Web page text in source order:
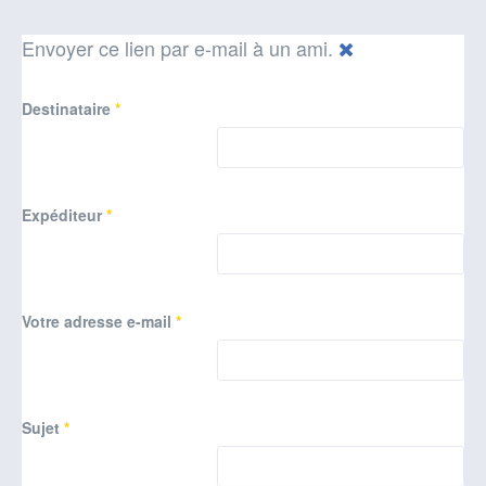
Envoyer ce lien par e-mail à un ami.
Destinataire *
Expéditeur *
Votre adresse e-mail *
Sujet *